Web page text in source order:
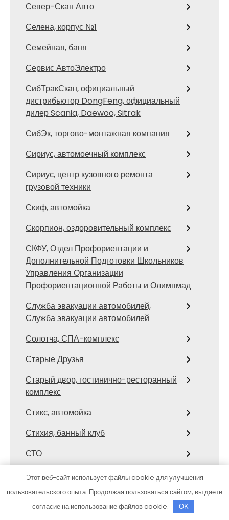
Север-Скан Авто
Селена, корпус №1
Семейная, баня
Сервис АвтоЭлектро
СибТракСкан, официальный
дистрибьютор DongFeng, официальный
дилер Scania, Daewoo, Sitrak
СибЭк, торгово-монтажная компания
Сириус, автомоечный комплекс
Сириус, центр кузовного ремонта
грузовой техники
Скиф, автомойка
Скорпион, оздоровительный комплекс
СКФУ, Отдел Профориентации и
Дополнительной Подготовки Школьников
Управления Организации
Профориентационной Работы и Олимпмад
Служба эвакуации автомобилей,
Служба эвакуации автомобилей
Солотча, СПА-комплекс
Старые Друзья
Старый двор, гостинично-ресторанный
комплекс
Стикс, автомойка
Стихия, банный клуб
СТО
СТО Тора
Столярка 22, производственно-
торговая компания
Этот веб-сайт использует файлы cookie для улучшения
пользовательского опыта. Продолжая пользоваться сайтом, вы даете
согласие на использование файлов cookie.
OK